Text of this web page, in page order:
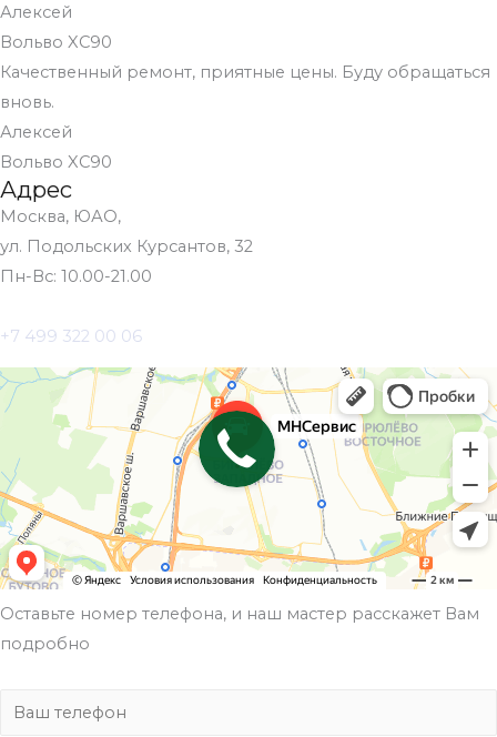
Алексей
Вольво XC90
Качественный ремонт, приятные цены. Буду обращаться
вновь.
Алексей
Вольво XC90
Адрес
Москва, ЮАО,
ул. Подольских Курсантов, 32
Пн-Вс: 10.00-21.00
+7 499 322 00 06
Оставьте номер телефона, и наш мастер расскажет Вам
подробно